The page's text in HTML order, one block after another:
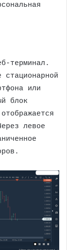
терминал.
или
блок
левое